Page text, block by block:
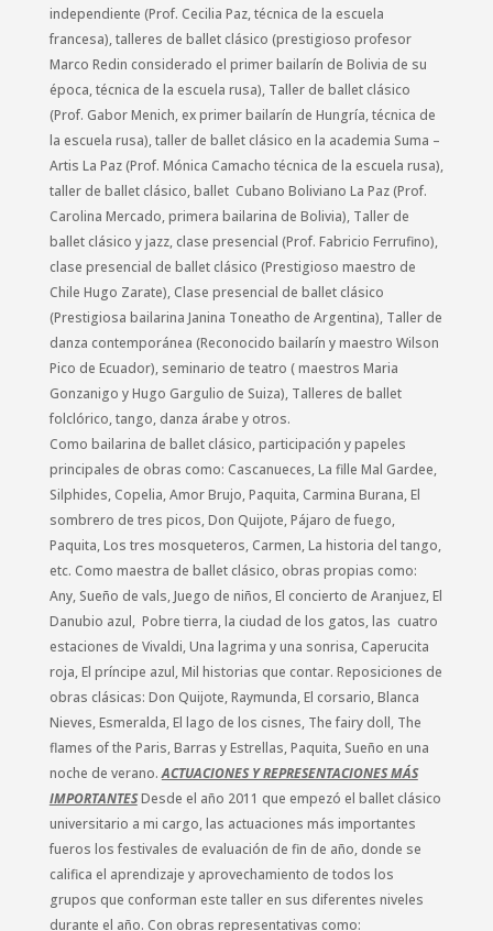
independiente (Prof. Cecilia Paz, técnica de la escuela
francesa), talleres de ballet clásico (prestigioso profesor
Marco Redin considerado el primer bailarín de Bolivia de su
época, técnica de la escuela rusa), Taller de ballet clásico
(Prof. Gabor Menich, ex primer bailarín de Hungría, técnica de
la escuela rusa), taller de ballet clásico en la academia Suma –
Artis La Paz (Prof. Mónica Camacho técnica de la escuela rusa),
taller de ballet clásico, ballet Cubano Boliviano La Paz (Prof.
Carolina Mercado, primera bailarina de Bolivia), Taller de
ballet clásico y jazz, clase presencial (Prof. Fabricio Ferrufino),
clase presencial de ballet clásico (Prestigioso maestro de
Chile Hugo Zarate), Clase presencial de ballet clásico
(Prestigiosa bailarina Janina Toneatho de Argentina), Taller de
danza contemporánea (Reconocido bailarín y maestro Wilson
Pico de Ecuador), seminario de teatro ( maestros Maria
Gonzanigo y Hugo Gargulio de Suiza), Talleres de ballet
folclórico, tango, danza árabe y otros.
Como bailarina de ballet clásico, participación y papeles
principales de obras como: Cascanueces, La fille Mal Gardee,
Silphides, Copelia, Amor Brujo, Paquita, Carmina Burana, El
sombrero de tres picos, Don Quijote, Pájaro de fuego,
Paquita, Los tres mosqueteros, Carmen, La historia del tango,
etc. Como maestra de ballet clásico, obras propias como:
Any, Sueño de vals, Juego de niños, El concierto de Aranjuez, El
Danubio azul, Pobre tierra, la ciudad de los gatos, las cuatro
estaciones de Vivaldi, Una lagrima y una sonrisa, Caperucita
roja, El príncipe azul, Mil historias que contar. Reposiciones de
obras clásicas: Don Quijote, Raymunda, El corsario, Blanca
Nieves, Esmeralda, El lago de los cisnes, The fairy doll, The
flames of the Paris, Barras y Estrellas, Paquita, Sueño en una
noche de verano.ACTUACIONES Y REPRESENTACIONES MÁS
IMPORTANTESDesde el año 2011 que empezó el ballet clásico
universitario a mi cargo, las actuaciones más importantes
fueros los festivales de evaluación de fin de año, donde se
califica el aprendizaje y aprovechamiento de todos los
grupos que conforman este taller en sus diferentes niveles
durante el año. Con obras representativas como: